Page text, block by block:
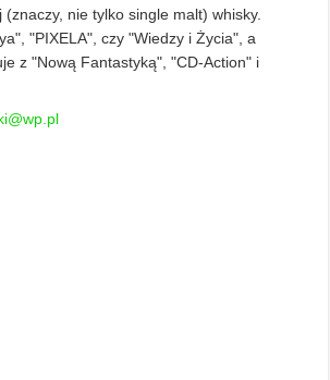
(znaczy, nie tylko single malt) whisky.
"PIXELA", czy "Wiedzy i Życia", a
z "Nową Fantastyką", "CD-Action" i